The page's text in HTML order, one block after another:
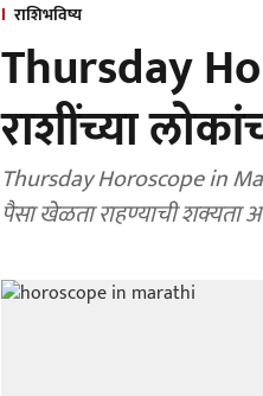
राशिभविष्य
Thursday
राशींच्या
Thursday Horoscope in
पैसा खेळता राहण्याची शक्यता